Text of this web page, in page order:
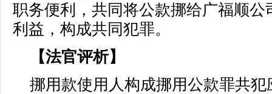
职务便利，共同将公款挪给广福顺
利益，构成共同犯罪。
【法官评析】
挪用款使用人构成挪用公款罪共犯